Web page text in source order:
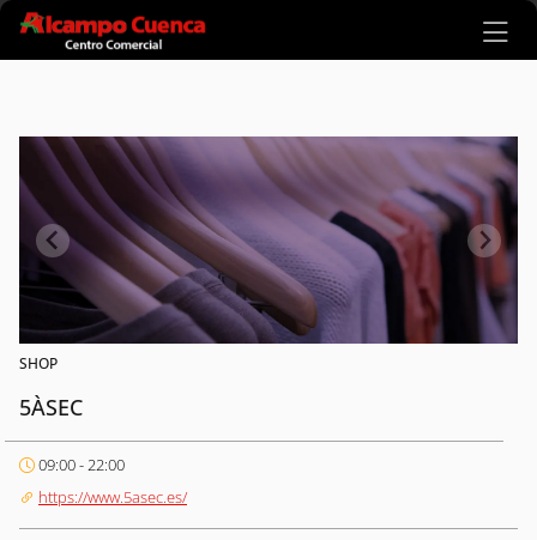
Ir al contenido principal
SHOP
5ÀSEC
09:00 - 22:00
https://www.5asec.es/